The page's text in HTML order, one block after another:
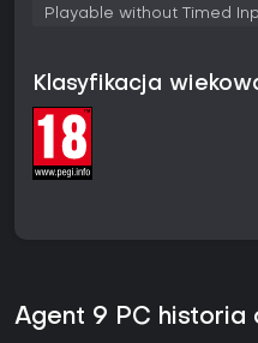
graficzne, które nadają
Zwiedzanie odbywa się
przenosi się między
na Islandii, opuszczone
magazyny w Ukrainie,
Tryby gry
Playable without Timed
Klasyfikacja
Agent 9 PC historia